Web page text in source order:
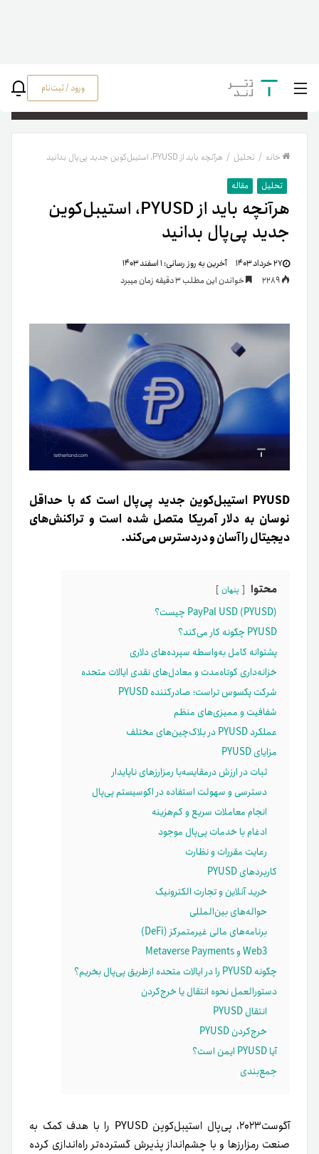
ورود / ثبت‌نام
خانه / تحلیل / هرآنچه باید از PYUSD، استیبل‌کوین جدید پی‌پال بدانید
تحلیل مقاله
هرآنچه باید از PYUSD، استیبل‌کوین
جدید پی‌پال بدانید
۲۷ خرداد ۱۴۰۳ آخرین به روز رسانی:۱ اسفند ۱۴۰۳
خواندن این مطلب 3 دقیقه زمان میبرد
PYUSD استیبل‌کوین جدید پی‌پال است که با حداقل
نوسان به دلار آمریکا متصل شده است و تراکنش‌های
دیجیتال را آسان و در‌دسترس می‌کند.
محتوا پنهان
PayPal USD (PYUSD) چیست؟
PYUSD چگونه کار می‌کند؟
پشتوانه کامل به‌واسطه سپرده‌های دلاری
خزانه‌داری کوتاه‌مدت و معادل‌های نقدی ایالات متحده
شرکت پکسوس تراست؛ صادرکننده PYUSD
شفافیت و ممیزی‌های منظم
عملکرد PYUSD در بلاک‌چین‌های مختلف
مزایای PYUSD
ثبات در ارزش در‌مقایسه‌با رمزارزهای ناپایدار
دسترسی و سهولت استفاده در اکوسیستم پی‌پال
انجام معاملات سریع و کم‌هزینه
ادغام با خدمات پی‌پال موجود
رعایت مقررات و نظارت
کاربردهای PYUSD
خرید آنلاین و تجارت الکترونیک
حواله‌های بین‌المللی
برنامه‌های مالی غیرمتمرکز (DeFi)
Web3 و Metaverse Payments
چگونه PYUSD را در ایالات متحده ازطریق پی‌پال بخریم؟
دستورالعمل نحوه انتقال یا خرج‌کردن
انتقال PYUSD
خرج‌کردن PYUSD
آیا PYUSD ایمن است؟
جمع‌بندی
آگوست‌۲۰۲۳، پی‌پال استیبل‌کوین PYUSD را با هدف کمک به
صنعت رمزارزها و با چشم‌انداز پذیرش گسترده‌تر راه‌اندازی کرده